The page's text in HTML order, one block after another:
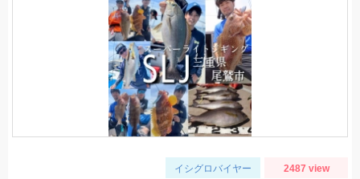
イシグロバイヤー 2487 view